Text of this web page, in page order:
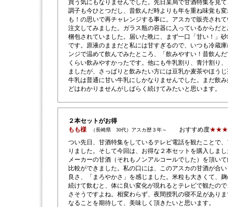
買う気にもなりませんでした。先日某局で甘酒特集を見
調子も今ひとつだし、昔飲んだ時よりも年を重ね味覚も
も！の思いで再チャレンジする事に。アスカで販売され
注文してみました。ガラス瓶の容器に入っているからだ
梱包されていました。届いた晩に、まず一口「甘い！」
です。原液のままだと私には甘すぎるので、いつも冷蔵
ンジで温めて飲んでみたところ、「飲みやすい！昔飲ん
くらい飲みやすかったです。他にも牛乳割り、青汁割り
ましたが、さっぱりと飲みたい方には豆乳か麦茶やほう
牛乳は普通に甘い牛乳にしかなりませんでした。まだ飲
どはわかりませんがしばらく続けてみたいと思います。
２本セットがお得
もも様
（長崎県 30代）アスカ歴３年～ おすすめ度
つい先日、甘酒特集をしているテレビ電話を観たことで
りました。そして今回は、お得な２本セットを購入しま
メーカーの甘酒（それもノンアルコールでした）を頂い
比較ができました。私の口には、このアスカの甘酒が合
良さ、「まろやかさ」を感じました。米粒も大きくて、
続けて飲むと、体に良い変化が現れるとテレビで観たの
さそうですよね。相変わらず、夜間授乳の寝不足があり
なることを期待して、美味しく頂きたいと思います。